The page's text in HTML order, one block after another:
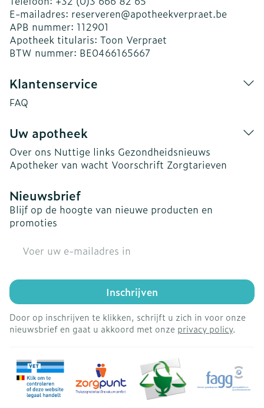
E-mailadres: reserveren@apotheekverpraet.be
APB nummer: 112901
Apotheek titularis: Toon Verpraet
BTW nummer: BE0466165667
Klantenservice
FAQ
Uw apotheek
Over ons Nuttige links Gezondheidsnieuws
Apotheker van wacht Voorschrift Zorgtarieven
Nieuwsbrief
Blijf op de hoogte van nieuwe producten en
promoties
Inschrijven
Door op inschrijven te klikken, schrijft u zich in voor onze
nieuwsbrief en gaat u akkoord met onze privacy policy.